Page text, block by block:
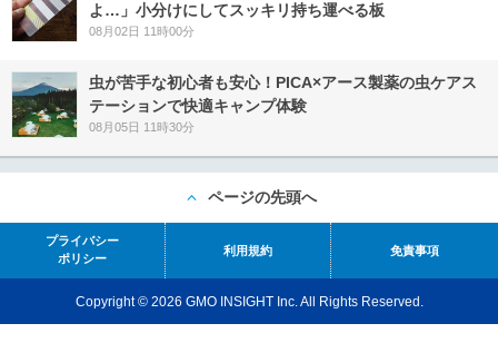
よ…」小分けにしてスッキリ持ち運べる板
08月02日 11時00分
虫が苦手な初心者も安心！PICA×アース製薬の虫ケアス
テーションで快適キャンプ体験
08月05日 11時30分
ページの先頭へ
プライバシー
ポリシー
利用規約 免責事項
Copyright © 2026 GMO INSIGHT Inc. All Rights Reserved.